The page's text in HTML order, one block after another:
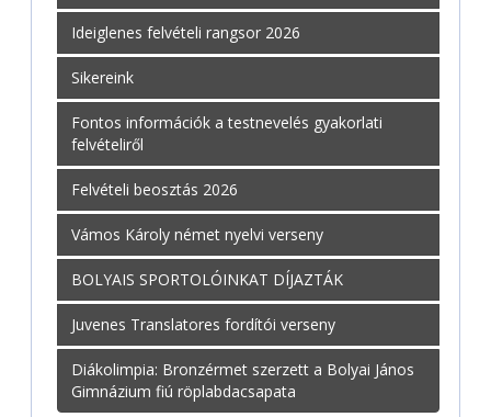
Ideiglenes felvételi rangsor 2026
Sikereink
Fontos információk a testnevelés gyakorlati
felvételiről
Felvételi beosztás 2026
Vámos Károly német nyelvi verseny
BOLYAIS SPORTOLÓINKAT DÍJAZTÁK
Juvenes Translatores fordítói verseny
Diákolimpia: Bronzérmet szerzett a Bolyai János
Gimnázium fiú röplabdacsapata